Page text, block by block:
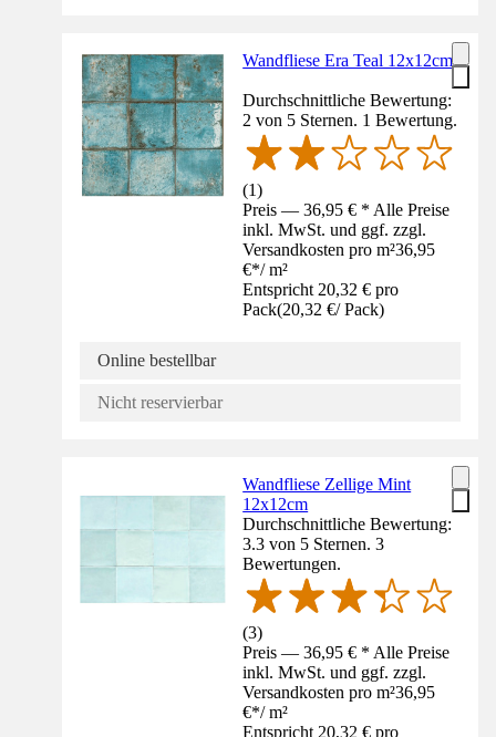
Wandfliese Era Teal 12x12cm
Durchschnittliche Bewertung:
2 von 5 Sternen. 1 Bewertung.
(1)
Preis — 36,95 € * Alle Preise
inkl. MwSt. und ggf. zzgl.
Versandkosten pro m²36,95
€*/ m²
Entspricht 20,32 € pro
Pack(20,32 €/ Pack)
Online bestellbar
Nicht reservierbar
Wandfliese Zellige Mint
12x12cm
Durchschnittliche Bewertung:
3.3 von 5 Sternen. 3
Bewertungen.
(3)
Preis — 36,95 € * Alle Preise
inkl. MwSt. und ggf. zzgl.
Versandkosten pro m²36,95
€*/ m²
Entspricht 20,32 € pro